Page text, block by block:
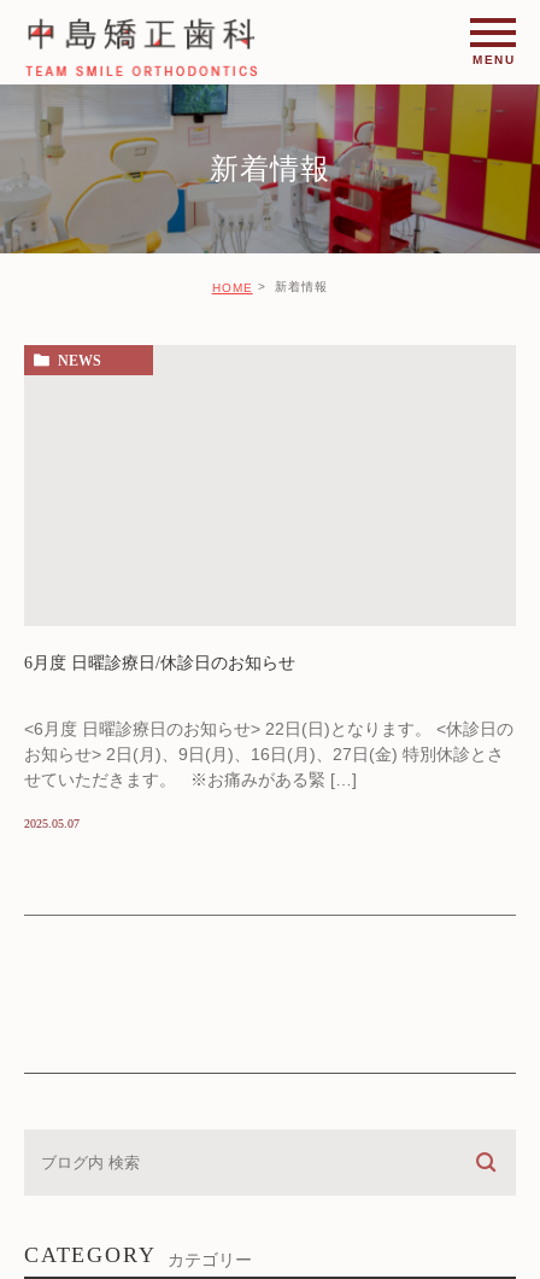
新着情報
HOME 新着情報
NEWS
6月度 日曜診療日/休診日のお知らせ
<6月度 日曜診療日のお知らせ> 22日(日)となります。 <休診日の
お知らせ> 2日(月)、9日(月)、16日(月)、27日(金) 特別休診とさ
せていただきます。 ※お痛みがある緊 […]
2025.05.07
CATEGORY カテゴリー